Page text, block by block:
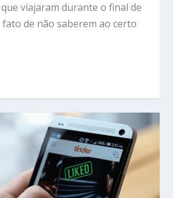
viajaram durante o final de
de não saberem ao certo